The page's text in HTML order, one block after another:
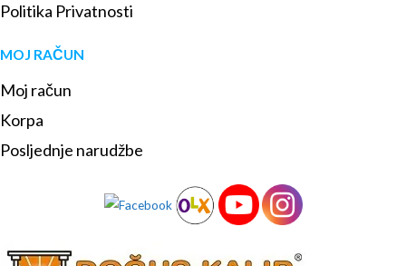
Politika Privatnosti
MOJ RAČUN
Moj račun
Korpa
Posljednje narudžbe